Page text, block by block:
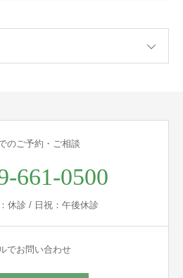
のご予約・ご相談
661-0500
休診 / 日祝：午後休診
でお問い合わせ